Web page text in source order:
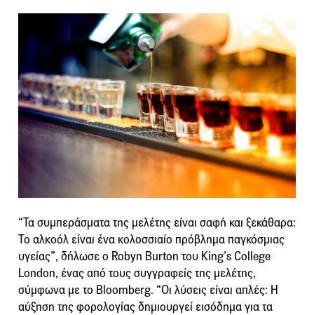
“Τα συμπεράσματα της μελέτης είναι σαφή και ξεκάθαρα:
Το αλκοόλ είναι ένα κολοσσιαίο πρόβλημα παγκόσμιας
υγείας”, δήλωσε ο Robyn Burton του King’s College
London, ένας από τους συγγραφείς της μελέτης,
σύμφωνα με το Bloomberg. “Οι λύσεις είναι απλές: Η
αύξηση της φορολογίας δημιουργεί εισόδημα για τα